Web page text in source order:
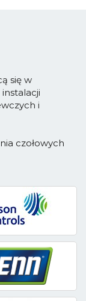
się w
i
czołowych